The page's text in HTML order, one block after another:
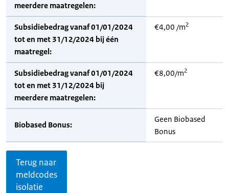
meerdere maatregelen:
Subsidiebedrag vanaf 01/01/2024
tot en met 31/12/2024 bij één
maatregel:
€4,00 /m2
Subsidiebedrag vanaf 01/01/2024
tot en met 31/12/2024 bij
meerdere maatregelen:
€8,00/m2
Biobased Bonus:
Geen Biobased
Bonus
Terug naar
meldcodes
isolatie